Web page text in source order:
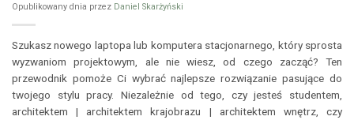
Opublikowany dnia przez Daniel Skarżyński
Szukasz nowego laptopa lub komputera stacjonarnego, który sprosta
wyzwaniom projektowym, ale nie wiesz, od czego zacząć? Ten
przewodnik pomoże Ci wybrać najlepsze rozwiązanie pasujące do
twojego stylu pracy. Niezależnie od tego, czy jesteś studentem,
architektem | architektem krajobrazu | architektem wnętrz, czy